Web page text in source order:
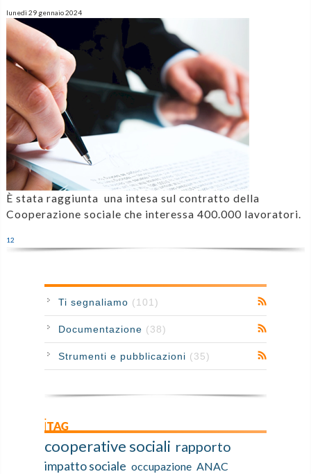
lunedì 29 gennaio 2024
È stata raggiunta una intesa sul contratto della
Cooperazione sociale che interessa 400.000 lavoratori.
12
Ti segnaliamo (101)
Documentazione (38)
Strumenti e pubblicazioni (35)
iTAG
cooperative sociali rapporto
impatto sociale occupazione ANAC